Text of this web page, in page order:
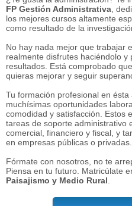
FP Gestión Administrativa ,
los mejores cursos altamente
como resultado de la
No hay nada mejor que trabajar
realmente disfrutes haciéndolo y
resultados. Está comprobado
quieras mejorar y seguir
Tu formación profesional en
muchísimas oportunidades
comodidad y satisfacción. Estos
tareas de soporte administrativo
comercial, financiero y fiscal, y
en empresas públicas o privadas.
Fórmate con nosotros, no te
Piensa en tu futuro. Matricúlate
Paisajismo y Medio Rural